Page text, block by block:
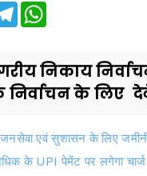
Telegram
निकाय
निर्वाचन के लिए
जनसेवा एवं सुशासन के लिए
के UPI पेमेंट पर लगेगा